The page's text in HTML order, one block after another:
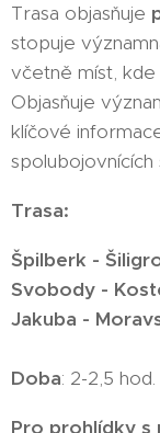
Trasa objasňuje
stopuje
včetně míst, kde
Objasňuje
klíčové
spolubojovnících
Trasa:
Špilberk -
Svobody -
Jakuba -
Doba: 2-2,5 hod.
Pro prohlídky s